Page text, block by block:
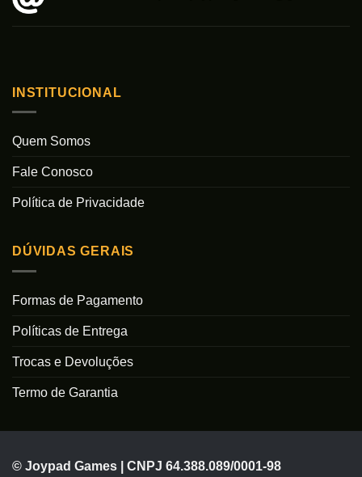
INSTITUCIONAL
Quem Somos
Fale Conosco
Política de Privacidade
DÚVIDAS GERAIS
Formas de Pagamento
Políticas de Entrega
Trocas e Devoluções
Termo de Garantia
© Joypad Games | CNPJ 64.388.089/0001-98